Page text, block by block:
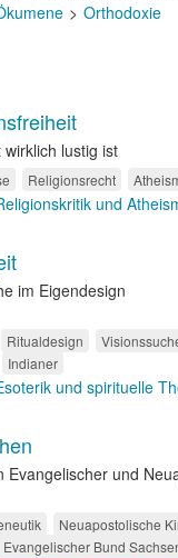
Orthodoxie
lustig ist
Religionsrecht
und
im Eigendesign
Ritualdesign
Indianer
und spirituelle
und
Neuapostolische
Evangelischer Bund